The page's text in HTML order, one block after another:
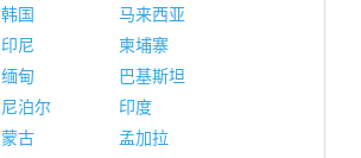
韩国
马来西亚
印尼
柬埔寨
缅甸
巴基斯坦
尼泊尔
印度
蒙古
孟加拉